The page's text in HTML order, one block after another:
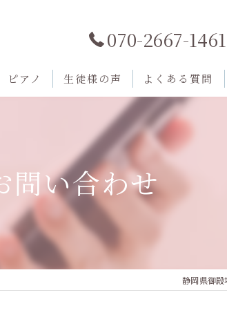
070-2667-1461
ピアノ 生徒様の声 よくある質問
問い合わせ
静岡県御